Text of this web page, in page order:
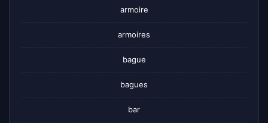
armoire
armoires
bague
bagues
bar